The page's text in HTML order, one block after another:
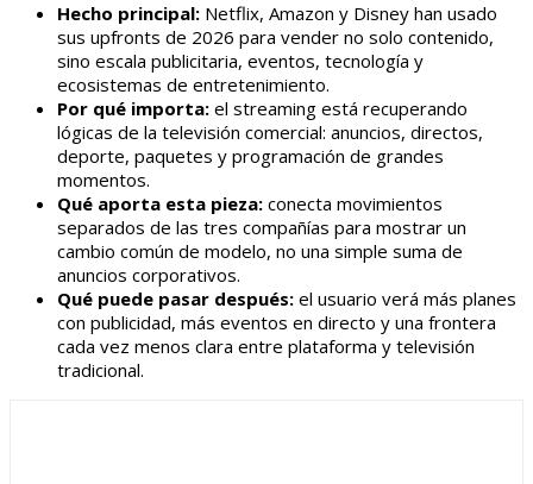
Hecho principal: Netflix, Amazon y Disney han usado
sus upfronts de 2026 para vender no solo contenido,
sino escala publicitaria, eventos, tecnología y
ecosistemas de entretenimiento.
Por qué importa: el streaming está recuperando
lógicas de la televisión comercial: anuncios, directos,
deporte, paquetes y programación de grandes
momentos.
Qué aporta esta pieza: conecta movimientos
separados de las tres compañías para mostrar un
cambio común de modelo, no una simple suma de
anuncios corporativos.
Qué puede pasar después: el usuario verá más planes
con publicidad, más eventos en directo y una frontera
cada vez menos clara entre plataforma y televisión
tradicional.